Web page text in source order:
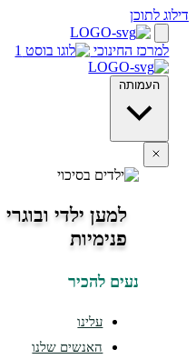
למען ילדי ובוגרי
להכיר
האנשים שלנו